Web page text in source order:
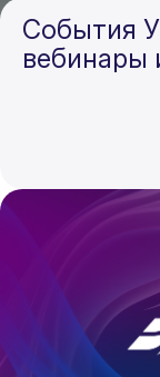
События
вебинары